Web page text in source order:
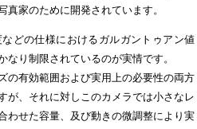
真家のために開発されています。
どの仕様におけるガルガントゥアン値
り制限されているのが実情です。
の有効範囲および実用上の必要性の両方
が、それに対しこのカメラでは小さなレ
わせた容量、及び動きの微調整により実